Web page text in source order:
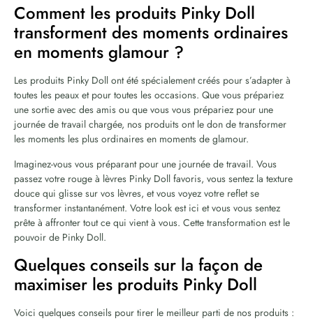
Comment les produits Pinky Doll
transforment des moments ordinaires
en moments glamour ?
Les produits Pinky Doll ont été spécialement créés pour s’adapter à
toutes les peaux et pour toutes les occasions. Que vous prépariez
une sortie avec des amis ou que vous vous prépariez pour une
journée de travail chargée, nos produits ont le don de transformer
les moments les plus ordinaires en moments de glamour.
Imaginez-vous vous préparant pour une journée de travail. Vous
passez votre rouge à lèvres Pinky Doll favoris, vous sentez la texture
douce qui glisse sur vos lèvres, et vous voyez votre reflet se
transformer instantanément. Votre look est ici et vous vous sentez
prête à affronter tout ce qui vient à vous. Cette transformation est le
pouvoir de Pinky Doll.
Quelques conseils sur la façon de
maximiser les produits Pinky Doll
Voici quelques conseils pour tirer le meilleur parti de nos produits :